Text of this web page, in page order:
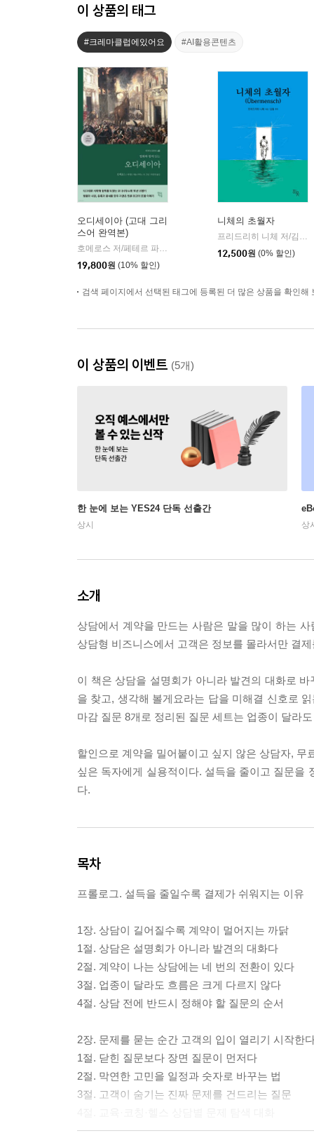
이 상품의 태그
#크레마클럽에있어요 #AI활용콘텐츠
오디세이아 (고대 그리
스어 완역본)
| 현대지성
19,800원 (10% 할인)
니체의 초월자
12,500원 (0% 할인)
검색 페이지에서 선택된 태그에 등록된 더 많은 상품을 확인해
이 상품의 이벤트 (5개)
한 눈에 보는 YES24 단독 선출간
상시 상
소개
상담에서 계약을 만드는 사람은 말을 많이 하는
상담형 비즈니스에서 고객은 정보를 몰라서만 결
이 책은 상담을 설명회가 아니라 발견의 대화로
을 찾고, 생각해 볼게요라는 답을 미해결 신호로
마감 질문 8개로 정리된 질문 세트는 업종이 달라
할인으로 계약을 밀어붙이고 싶지 않은 상담자,
싶은 독자에게 실용적이다. 설득을 줄이고 질문을
다.
목차
프롤로그. 설득을 줄일수록 결제가 쉬워지는 이유
1장. 상담이 길어질수록 계약이 멀어지는 까닭
1절. 상담은 설명회가 아니라 발견의 대화다
2절. 계약이 나는 상담에는 네 번의 전환이 있다
3절. 업종이 달라도 흐름은 크게 다르지 않다
4절. 상담 전에 반드시 정해야 할 질문의 순서
2장. 문제를 묻는 순간 고객의 입이 열리기 시작한
1절. 닫힌 질문보다 장면 질문이 먼저다
2절. 막연한 고민을 일정과 숫자로 바꾸는 법
3절. 고객이 숨기는 진짜 문제를 건드리는 질문